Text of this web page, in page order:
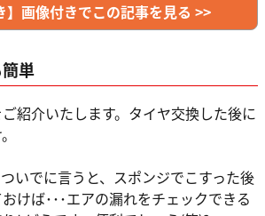
画像付きでこの記事を見る >>
単
紹介いたします。タイヤ交換した後に
いでに言うと、スポンジでこすった後
けば･･･エアの漏れをチェックできる